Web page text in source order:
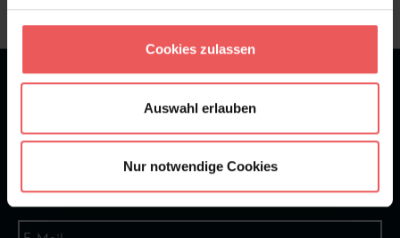
Cookies zulassen
Auswahl erlauben
Nur notwendige Cookies
★★★★★Bei 1245 Bewertungen
Newsletter